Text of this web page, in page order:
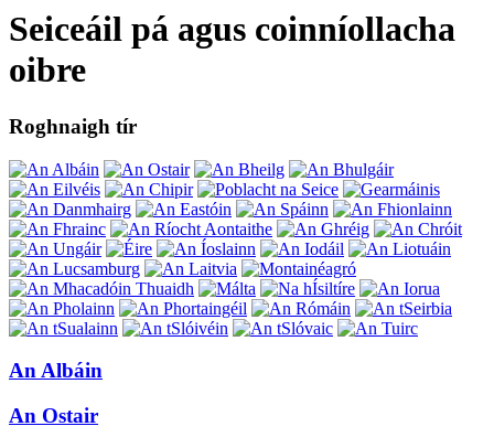
Seiceáil pá agus coinníollacha
oibre
Roghnaigh tír
An Albáin
An Ostair